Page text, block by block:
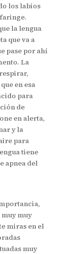
los labios
la lengua
que va a
pase por ahí
La
en esa
para
de
en alerta,
y la
para
tiene
apnea del
muy
miras en el
muy